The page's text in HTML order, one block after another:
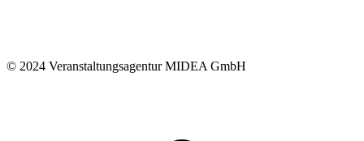
© 2024 Veranstaltungsagentur MIDEA GmbH